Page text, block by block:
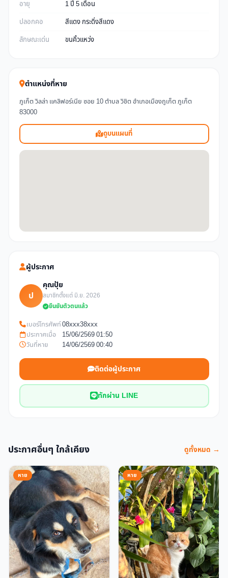
อายุ
1 ปี 5 เดือน
ปลอกคอ
สีแดง กระดิ่งสีแดง
ลักษณะเด่น
ขนคิ้วแหว่ง
ตำแหน่งที่หาย
ภูเก็ต วิลล่า แคลิฟอร์เนีย ซอย 10 ตำบล วิชิต อำเภอเมืองภูเก็ต ภูเก็ต
83000
ดูบนแผนที่
ผู้ประกาศ
ป
คุณปุ้ย
สมาชิกตั้งแต่ มิ.ย. 2026
ยืนยันตัวตนแล้ว
เบอร์โทรศัพท์08xxx38xxx
ประกาศเมื่อ
15/06/2569 01:50
วันที่หาย
14/06/2569 00:40
ติดต่อผู้ประกาศ
ทักผ่าน LINE
ประกาศอื่นๆ ใกล้เคียง ดูทั้งหมด →
หาย หาย